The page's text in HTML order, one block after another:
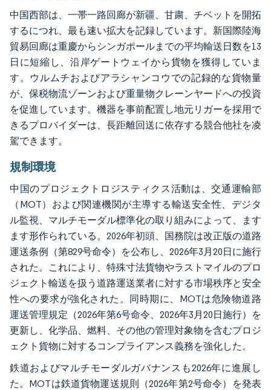
中国西部は、一帯一路回廊が新疆、甘粛、チベットを開拓
するにつれ、最も速い拡大を記録しています。新国際陸海
貿易回廊は重慶からシンガポールまでの平均輸送日数を13
日に短縮し、沿岸ゲートウェイから貨物を獲得していま
す。ウルムチおよびアラシャンコウでの記録的な貨物量
が、保税物流ゾーンおよび重量物クレーンヤードへの投資
を促進しています。機器を事前配置し地元リガーを採用で
きるプロバイダーは、長距離回送に依存する競合他社を凌
駕できます。
規制環境
中国のプロジェクトロジスティクス活動は、交通運輸部
（MOT）および関連機関が主導する輸送安全性、デジタ
ル監視、マルチモーダル標準化の取り組みによって、ます
ます形作られている。2026年初頭、国務院は改正版の道路
運送条例（第829号命令）を公布し、2026年3月20日に施行
された。これにより、特殊寸法貨物やラストマイルのプロ
ジェクト輸送を扱う道路運送業者に対する市場秩序と安全
性への要求が強化された。同時期に、MOTは危険物道路
運送管理規定（2026年第6号命令、2026年3月20日施行）を
更新し、化学品、燃料、その他の管理対象物を含むプロジ
ェクト貨物に対するコンプライアンス義務を強化した。
鉄道およびマルチモーダルガバナンスも2026年に進展し
た。MOTは鉄道貨物運送規則（2026年第2号命令）を発表